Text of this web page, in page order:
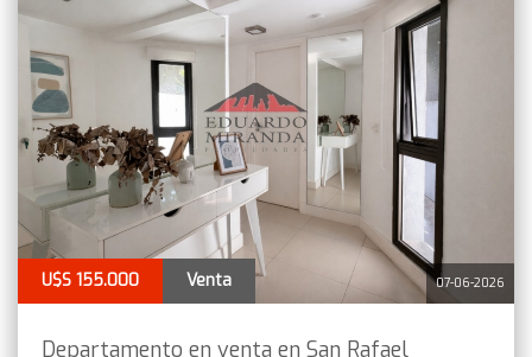
07-06-2026
U$S 155.000 Venta
Departamento en venta en San Rafael